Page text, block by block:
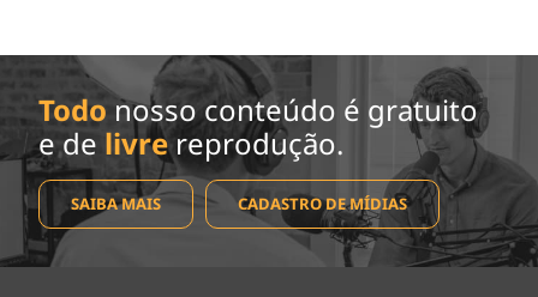
Todo nosso conteúdo é gratuito
e de livrereprodução.
SAIBA MAIS CADASTRO DE MÍDIAS